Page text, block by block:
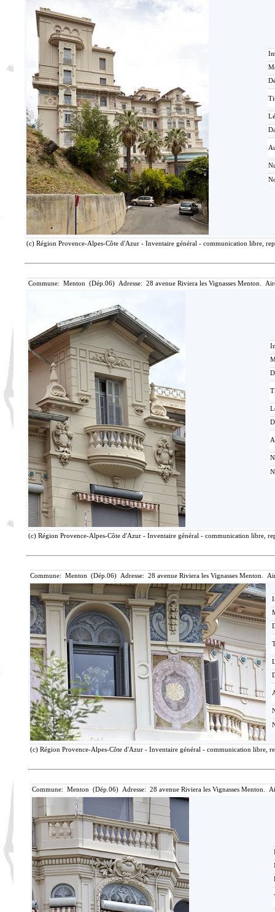
(c) Région Provence-Alpes-Côte d'Azur - Inventaire général - communication libre,
Commune: Menton (Dép.06) Adresse: 28 avenue Riviera les Vignasses Menton.
(c) Région Provence-Alpes-Côte d'Azur - Inventaire général - communication libre,
Commune: Menton (Dép.06) Adresse: 28 avenue Riviera les Vignasses Menton.
(c) Région Provence-Alpes-Côte d'Azur - Inventaire général - communication libre,
Commune: Menton (Dép.06) Adresse: 28 avenue Riviera les Vignasses Menton.